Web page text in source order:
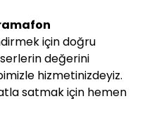
için doğru
değerini
hizmetinizdeyiz.
satmak için hemen